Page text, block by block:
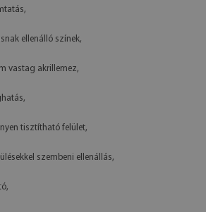
ellenálló színek,
vastag akrillemez,
tisztítható felület,
szembeni ellenállás,